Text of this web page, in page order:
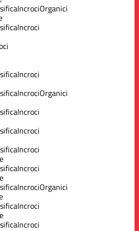
IncrociOrganici
Incroci
Incroci
IncrociOrganici
Incroci
Incroci
Incroci
Incroci
IncrociOrganici
Incroci
Incroci